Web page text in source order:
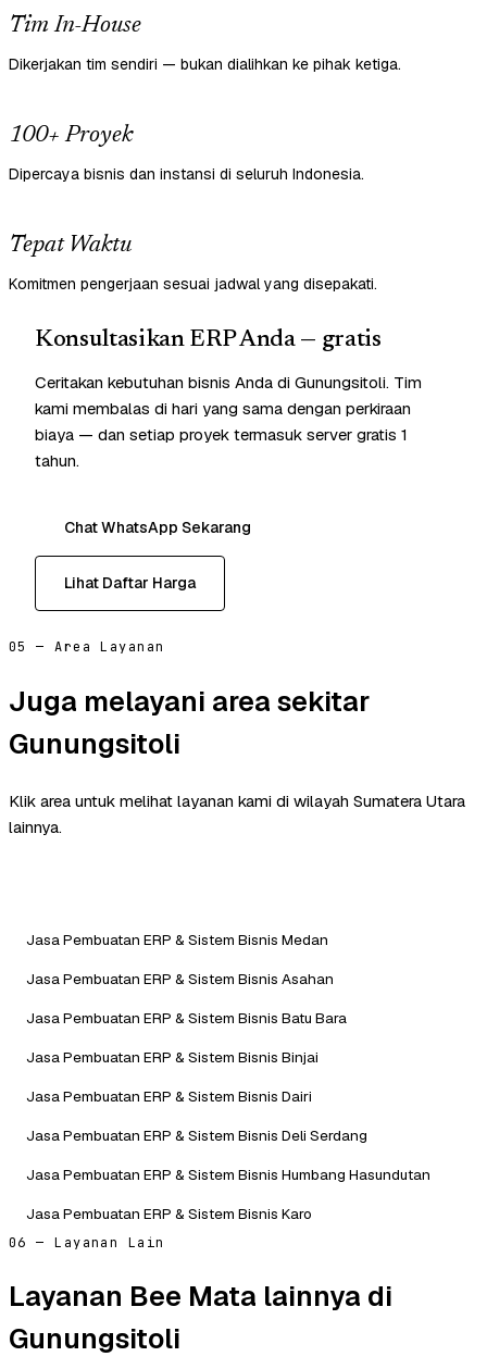
Tim In-House
Dikerjakan tim sendiri — bukan dialihkan ke pihak ketiga.
100+ Proyek
Dipercaya bisnis dan instansi di seluruh Indonesia.
Tepat Waktu
Komitmen pengerjaan sesuai jadwal yang disepakati.
Konsultasikan ERP Anda — gratis
Ceritakan kebutuhan bisnis Anda di Gunungsitoli. Tim
kami membalas di hari yang sama dengan perkiraan
biaya — dan setiap proyek termasuk server gratis 1
tahun.
Chat WhatsApp Sekarang
Lihat Daftar Harga
05 — Area Layanan
Juga melayani area sekitar
Gunungsitoli
Klik area untuk melihat layanan kami di wilayah Sumatera Utara
lainnya.
Jasa Pembuatan ERP & Sistem Bisnis Medan
Jasa Pembuatan ERP & Sistem Bisnis Asahan
Jasa Pembuatan ERP & Sistem Bisnis Batu Bara
Jasa Pembuatan ERP & Sistem Bisnis Binjai
Jasa Pembuatan ERP & Sistem Bisnis Dairi
Jasa Pembuatan ERP & Sistem Bisnis Deli Serdang
Jasa Pembuatan ERP & Sistem Bisnis Humbang Hasundutan
Jasa Pembuatan ERP & Sistem Bisnis Karo
06 — Layanan Lain
Layanan Bee Mata lainnya di
Gunungsitoli